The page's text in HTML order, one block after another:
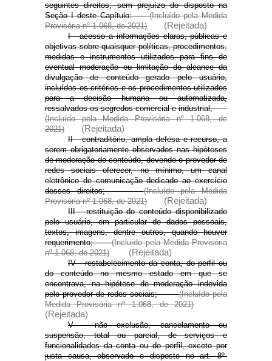
seguintes direitos, sem prejuízo do disposto na
Seção I deste Capítulo:(Incluído pela Medida
Provisória nº 1.068, de 2021)
(Rejeitada)
I - acesso a informações claras, públicas e
objetivas sobre quaisquer políticas, procedimentos,
medidas e instrumentos utilizados para fins de
eventual moderação ou limitação do alcance da
divulgação de conteúdo gerado pelo usuário,
incluídos os critérios e os procedimentos utilizados
para a decisão humana ou automatizada,
ressalvados os segredos comercial e industrial;
(Incluído pela Medida Provisória nº 1.068, de
2021)
(Rejeitada)
II - contraditório, ampla defesa e recurso, a
serem obrigatoriamente observados nas hipóteses
de moderação de conteúdo, devendo o provedor de
redes sociais oferecer, no mínimo, um canal
eletrônico de comunicação dedicado ao exercício
desses direitos;(Incluído pela Medida
Provisória nº 1.068, de 2021)
(Rejeitada)
III - restituição do conteúdo disponibilizado
pelo usuário, em particular de dados pessoais,
textos, imagens, dentre outros, quando houver
requerimento;(Incluído pela Medida Provisória
nº 1.068,de 2021) (Rejeitada)
IV - restabelecimento da conta, do perfil ou
do conteúdo no mesmo estado em que se
encontrava, na hipótese de moderação indevida
pelo provedor de redes sociais;(Incluído pela
Medida Provisória nº 1.068, de 2021)
(Rejeitada)
V - não exclusão, cancelamento ou
suspensão, total ou parcial, de serviços e
funcionalidades da conta ou do perfil, exceto por
justa causa, observado o disposto no art. 8º-